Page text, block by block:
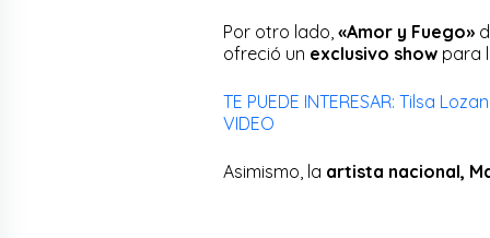
Por otro lado, «Amor y Fuego»
ofreció un exclusivo show para
TE PUEDE INTERESAR: Tilsa
VIDEO
Asimismo, la artista nacional,